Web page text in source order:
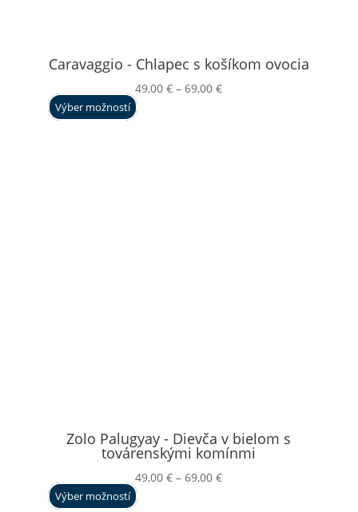
Caravaggio - Chlapec s košíkom ovocia
49,00€ – 69,00€Price
Výber možností
Zolo Palugyay - Dievča v bielom s
továrenskými komínmi
49,00€ – 69,00€Price
Výber možností